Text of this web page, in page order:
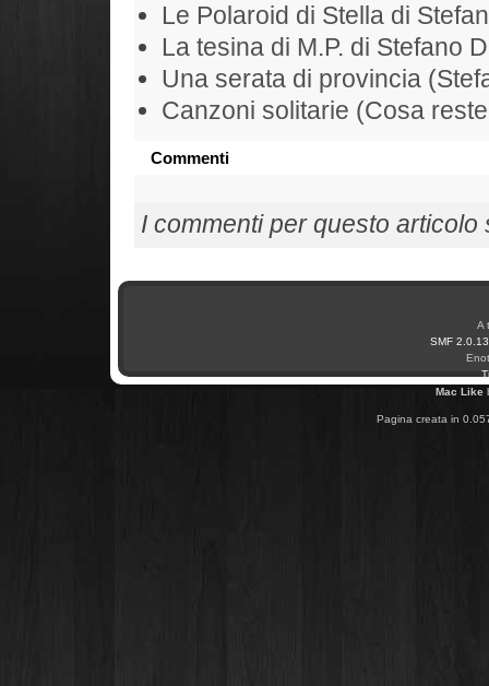
Le Polaroid di Stella di
La tesina di M.P. di Stefano
Una serata di provincia
Canzoni solitarie (Cosa
Commenti
I commenti per questo articolo
A
SMF 2.0.13
Mac Like
Pagina creata in